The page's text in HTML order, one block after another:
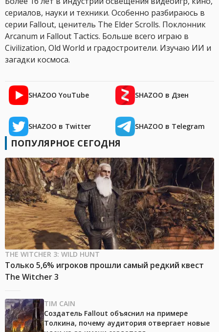
сериалов, науки и техники. Особенно разбираюсь в
серии Fallout, ценитель The Elder Scrolls. Поклонник
Arcanum и Fallout Tactics. Больше всего играю в
Civilization, Old World и градостроители. Изучаю ИИ и
загадки космоса.
SHAZOO YouTube SHAZOO в Дзен
SHAZOO в Twitter SHAZOO в Telegram
ПОПУЛЯРНОЕ СЕГОДНЯ
THE WITCHER 3: WILD HUNT
Только 5,6% игроков прошли самый редкий квест
The Witcher 3
TIM CAIN
Создатель Fallout объяснил на примере
Толкина, почему аудитория отвергает новые